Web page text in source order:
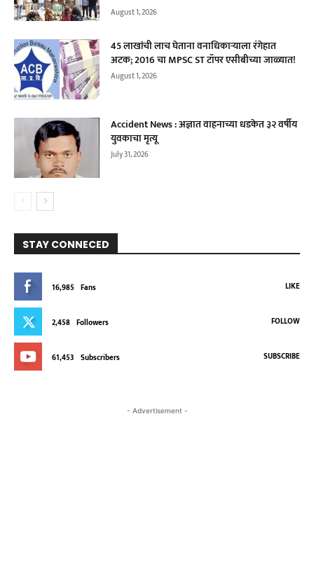
August 1, 2026
45 लाखांची लाच घेताना वनाधिकाऱ्याला रंगेहात
अटक; 2016 चा MPSC ST टॉपर एसीबीच्या जाळ्यात!
August 1, 2026
Accident News : अज्ञात वाहनाच्या धडकेत ३२ वर्षीय
युवकाचा मृत्यू
July 31, 2026
STAY CONNECED
16,985 Fans LIKE
2,458 Followers FOLLOW
61,453 Subscribers SUBSCRIBE
- Advertisement -